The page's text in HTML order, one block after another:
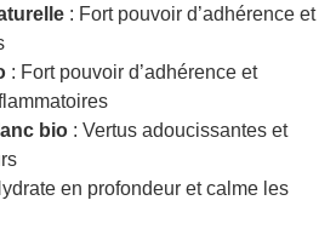
: Fort pouvoir d’adhérence et
: Fort pouvoir d’adhérence et
bio : Vertus adoucissantes et
en profondeur et calme les